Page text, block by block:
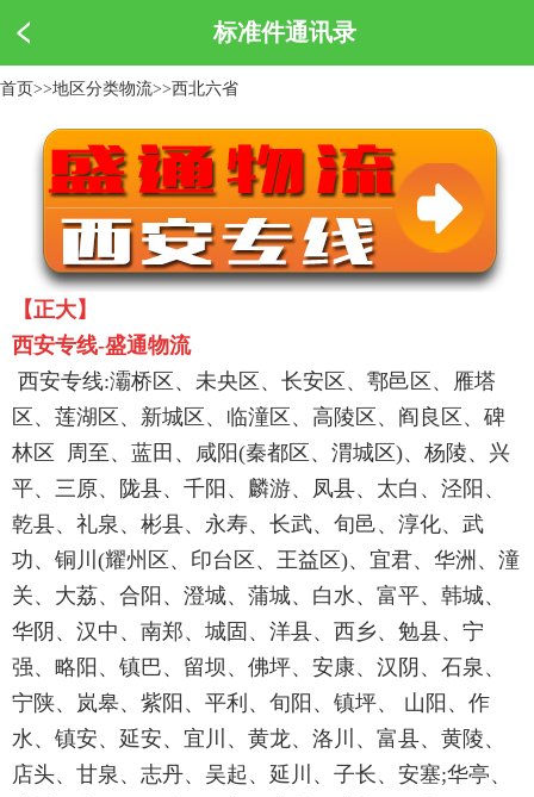
标准件通讯录
首页>>地区分类物流>>西北六省
【正大】
西安专线-盛通物流
西安专线:灞桥区、未央区、长安区、鄠邑区、雁塔
区、莲湖区、新城区、临潼区、高陵区、阎良区、碑
林区 周至、蓝田、咸阳(秦都区、渭城区)、杨陵、兴
平、三原、陇县、千阳、麟游、凤县、太白、泾阳、
乾县、礼泉、彬县、永寿、长武、旬邑、淳化、武
功、铜川(耀州区、印台区、王益区)、宜君、华洲、潼
关、大荔、合阳、澄城、蒲城、白水、富平、韩城、
华阴、汉中、南郑、城固、洋县、西乡、勉县、宁
强、略阳、镇巴、留坝、佛坪、安康、汉阴、石泉、
宁陕、岚皋、紫阳、平利、旬阳、镇坪、 山阳、作
水、镇安、延安、宜川、黄龙、洛川、富县、黄陵、
店头、甘泉、志丹、吴起、延川、子长、安塞;华亭、